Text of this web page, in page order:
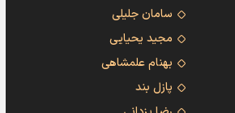
سامان جلیلی
مجید یحیایی
بهنام علمشاهی
پازل بند